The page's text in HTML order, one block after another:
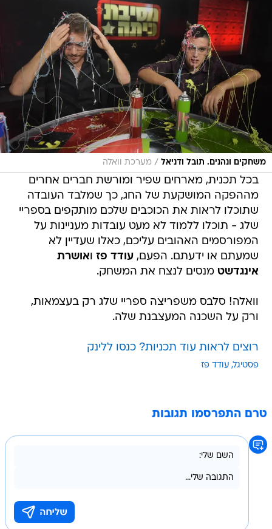
משחקים ונהנים. תובל ודניאל / מערכת וואלה
בכל תכנית, מארחים שפיר ומורשת חברים אחרים
מההפקה המושקעת של החג, כך שמלבד העובדה
שתוכלו לראות את הכוכבים שלכם מותקפים בספריי
שלג - תוכלו ללמוד לא מעט עובדות מעניינות על
המפורסמים האהובים עליכם, כאלו שעדיין לא
שמעתם או ידעתם. הפעם,עודד פז ואושרת
אינגדשט מנסים לנצח את המשחק.
וואלה! סלבס משפריצה ספריי שלג רק בעצמאות,
ורק על השכנה המעצבנת שלה.
רוצים לראות עוד תכניות? כנסו ללינק
פסטיגל עודד פז
טרם התפרסמו תגובות